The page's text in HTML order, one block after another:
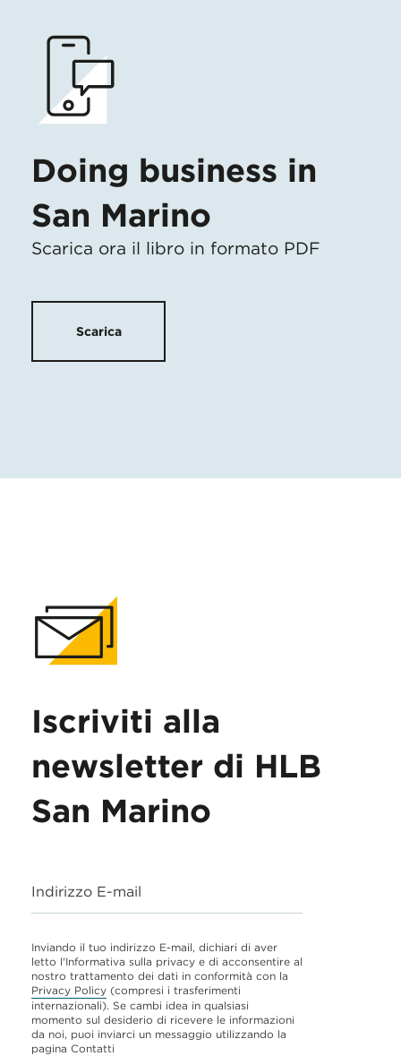
Doing business in
San Marino
Scarica ora il libro in formato PDF
Scarica
Iscriviti alla
newsletter di HLB
San Marino
Indirizzo E-mail
Inviando il tuo indirizzo E-mail, dichiari di aver
letto l'Informativa sulla privacy e di acconsentire al
nostro trattamento dei dati in conformità con la
Privacy Policy (compresi i trasferimenti
internazionali). Se cambi idea in qualsiasi
momento sul desiderio di ricevere le informazioni
da noi, puoi inviarci un messaggio utilizzando la
pagina Contatti